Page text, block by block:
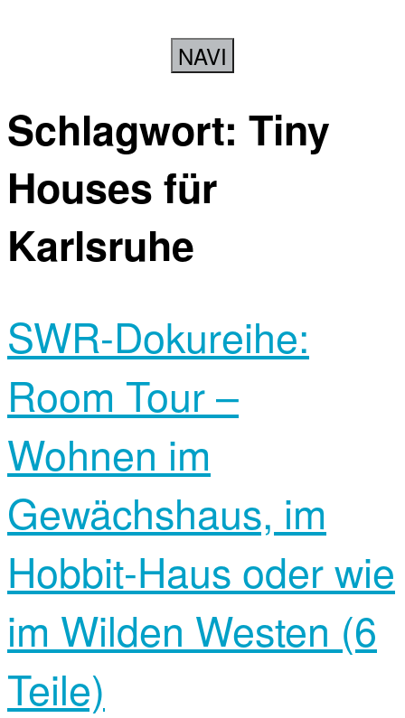
NAVI
Schlagwort: Tiny
Houses für
Karlsruhe
SWR-Dokureihe:
Room Tour –
Wohnen im
Gewächshaus, im
Hobbit-Haus oder wie
im Wilden Westen (6
Teile)